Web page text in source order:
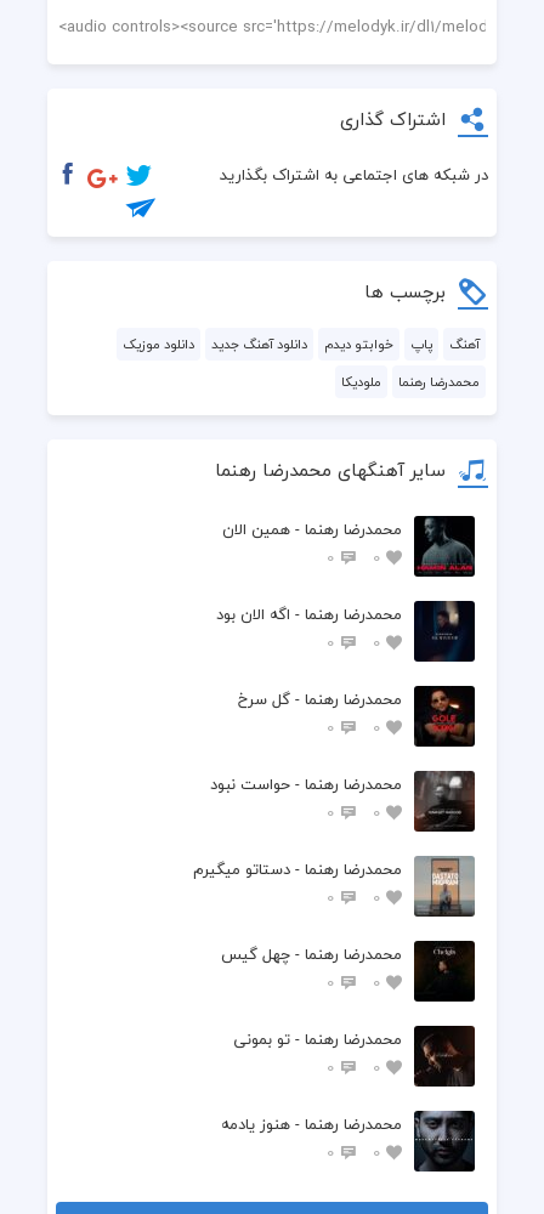
اشتراک گذاری
در شبکه های اجتماعی به اشتراک بگذارید
برچسب ها
آهنگ پاپ خوابتو دیدم دانلود آهنگ جدید
دانلود موزیک
محمدرضا رهنما
ملودیکا
سایر آهنگهای محمدرضا رهنما
محمدرضا رهنما - همین الان
0
0
محمدرضا رهنما - اگه الان بود
0
0
محمدرضا رهنما - گل سرخ
0
0
محمدرضا رهنما - حواست نبود
0
0
محمدرضا رهنما - دستاتو میگیرم
0
0
محمدرضا رهنما - چهل گیس
0
0
محمدرضا رهنما - تو بمونی
0
0
محمدرضا رهنما - هنوز یادمه
0
0